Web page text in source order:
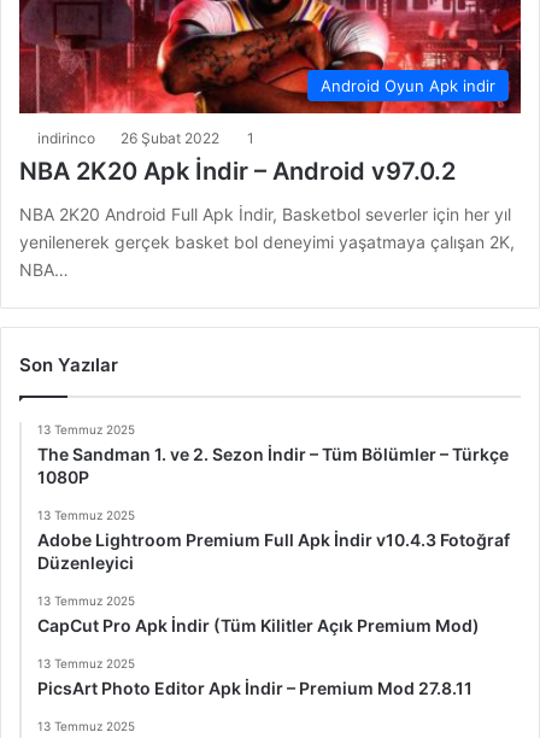
Android Oyun Apk indir
indirinco 26 Şubat 2022 1
NBA 2K20 Apk İndir – Android v97.0.2
NBA 2K20 Android Full Apk İndir, Basketbol severler için her yıl
yenilenerek gerçek basket bol deneyimi yaşatmaya çalışan 2K,
NBA…
Son Yazılar
13 Temmuz 2025
The Sandman 1. ve 2. Sezon İndir – Tüm Bölümler – Türkçe
1080P
13 Temmuz 2025
Adobe Lightroom Premium Full Apk İndir v10.4.3 Fotoğraf
Düzenleyici
13 Temmuz 2025
CapCut Pro Apk İndir (Tüm Kilitler Açık Premium Mod)
13 Temmuz 2025
PicsArt Photo Editor Apk İndir – Premium Mod 27.8.11
13 Temmuz 2025